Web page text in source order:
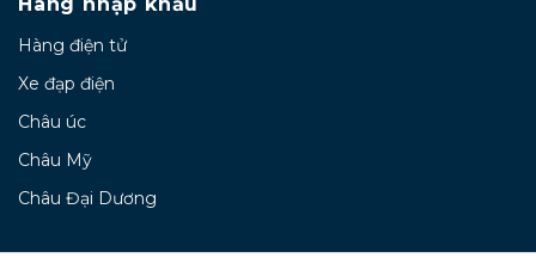
Hàng điện tử
Xe đạp điện
Châu úc
Châu Mỹ
Châu Đại Dương